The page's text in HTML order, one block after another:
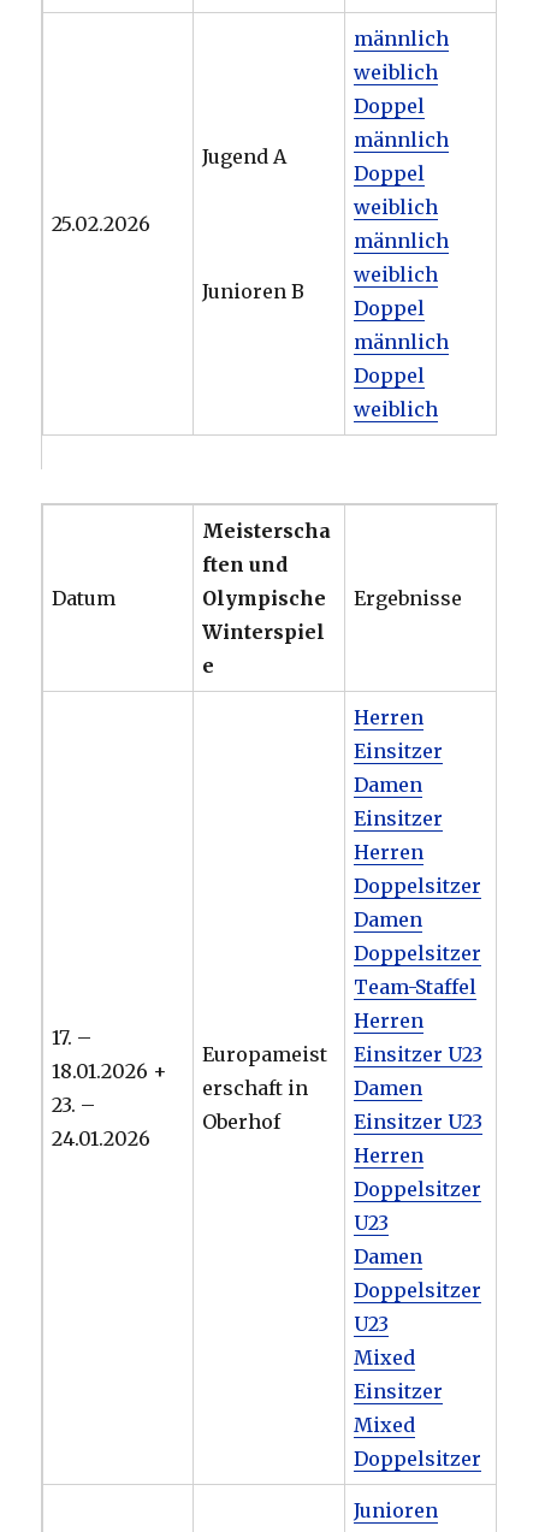
25.02.2026
Jugend A
Junioren B
männlich
weiblich
Doppel
männlich
Doppel
weiblich
männlich
weiblich
Doppel
männlich
Doppel
weiblich
Datum
Meisterscha
ften und
Olympische
Winterspiel
e
Ergebnisse
17. –
18.01.2026 +
23. –
24.01.2026
Europameist
erschaft in
Oberhof
Herren
Einsitzer
Damen
Einsitzer
Herren
Doppelsitzer
Damen
Doppelsitzer
Team-Staffel
Herren
Einsitzer U23
Damen
Einsitzer U23
Herren
Doppelsitzer
U23
Damen
Doppelsitzer
U23
Mixed
Einsitzer
Mixed
Doppelsitzer
Junioren